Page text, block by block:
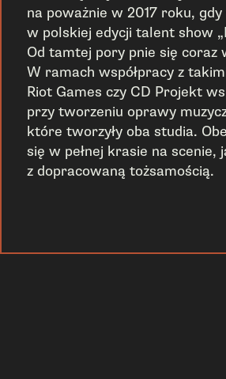
na poważnie w 2017 roku, gdy
w polskiej edycji talent show
Od tamtej pory pnie się coraz
W ramach współpracy z
Riot Games czy CD Projekt
przy tworzeniu oprawy
które tworzyły oba studia.
się w pełnej krasie na scenie,
z dopracowaną tożsamością.